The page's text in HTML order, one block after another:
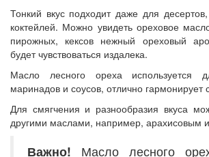
Тонкий вкус подходит даже для
коктейлей. Можно увидеть ореховое
пирожных, кексов нежный ореховый
будет чувствоваться издалека.
Масло лесного ореха используется
маринадов и соусов, отлично гармонирует
Для смягчения и разнообразия вкуса
другими маслами, например, арахисовым
Важно! Масло лесного